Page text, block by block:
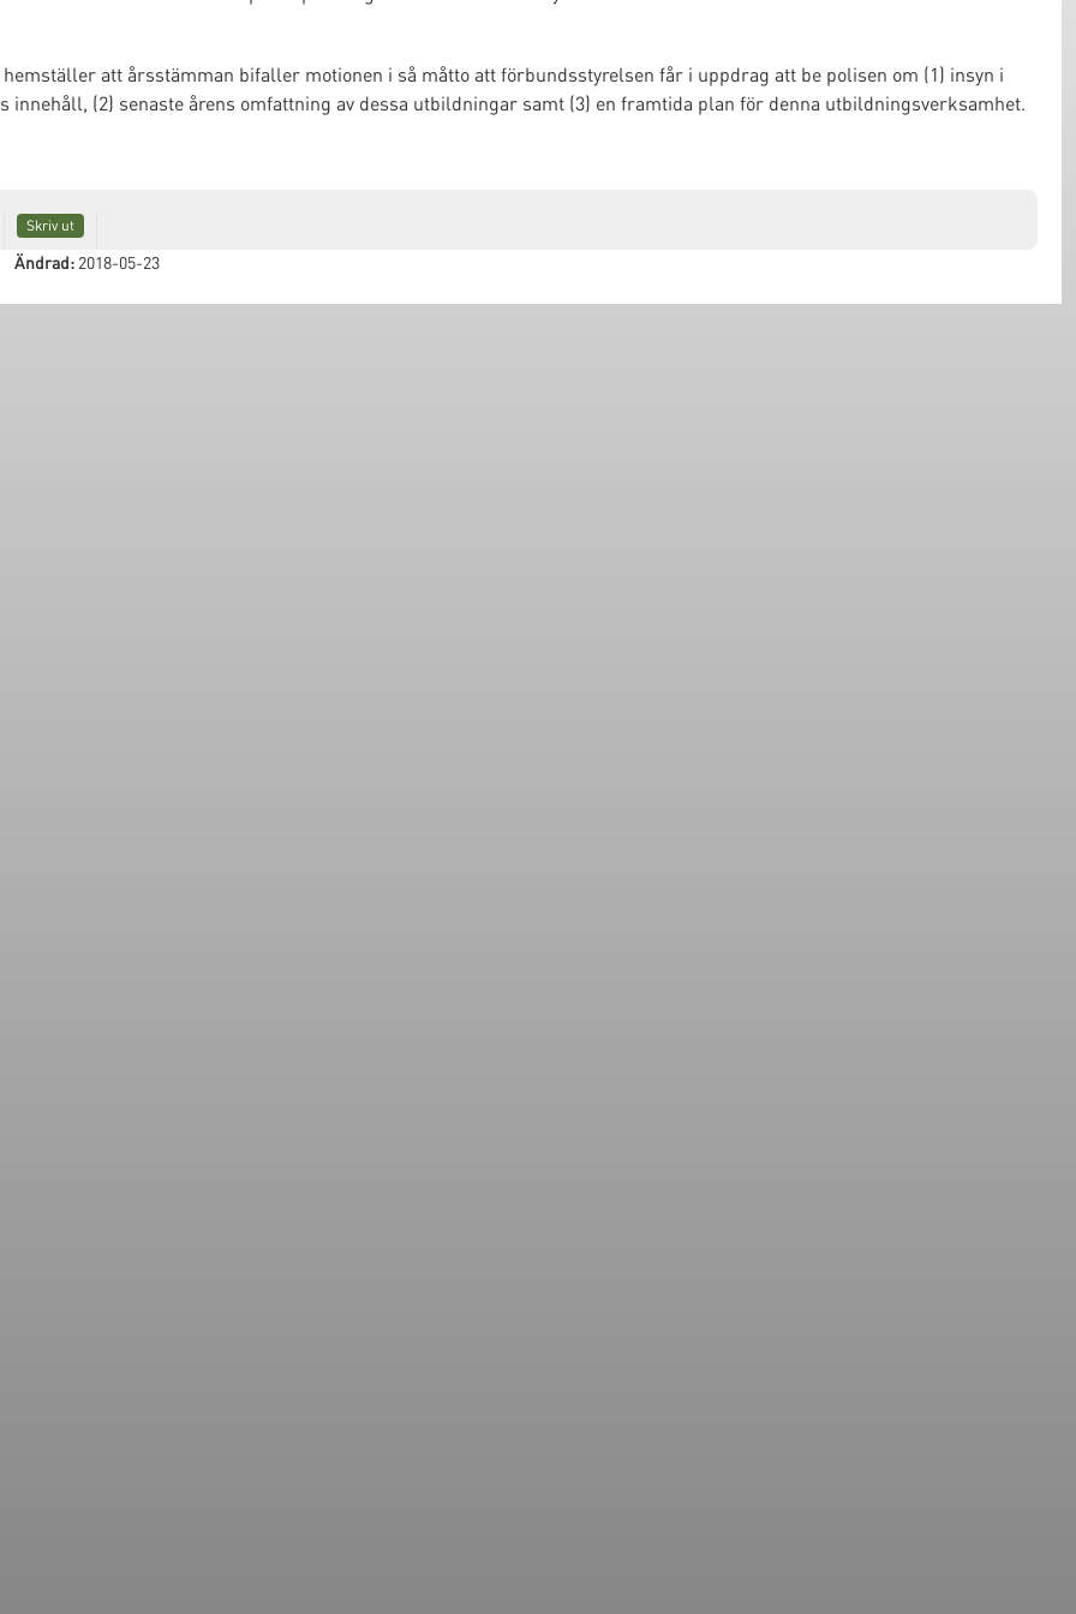
att årsstämman bifaller motionen i så måtto att förbundsstyrelsen får i uppdrag att be polisen om (1) insyn i
innehåll, (2) senaste årens omfattning av dessa utbildningar samt (3) en framtida plan för denna utbildningsverksamhet.
Skriv ut
Ändrad:2018-05-23